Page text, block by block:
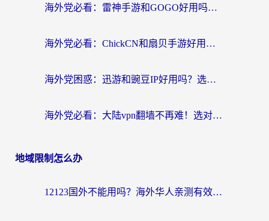
海外党必看：雷神手游和GOGO好用吗？3步选对回国加速器，无缝刷剧玩原神
海外党必看：ChickCN和扇贝手游好用吗？3步选对回国加速器无缝刷国内资源
海外党困惑：迅游和豌豆IP好用吗？选对回国加速器，刷剧游戏再也不卡
海外党必看：大陆vpn翻墙不再难！选对加速器，无缝刷国内资源
地域限制怎么办
12123国外不能用吗？海外华人亲测有效的回国加速方案来了